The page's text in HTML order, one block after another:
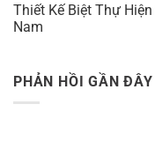
Thiết Kế Biệt Thự
Nam
PHẢN HỒI GẦN ĐÂY